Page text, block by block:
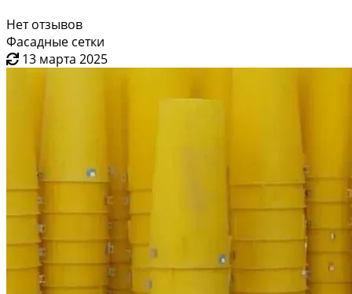
Нет отзывов
Фасадные сетки
13 марта 2025